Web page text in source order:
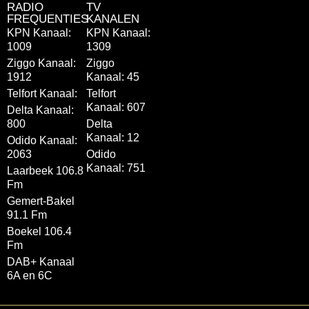
RADIO
FREQUENTIES
KPN Kanaal:
1009
Ziggo Kanaal:
1912
Telfort Kanaal:
Delta Kanaal:
800
Odido Kanaal:
2063
Laarbeek 106.8
Fm
Gemert-Bakel
91.1 Fm
Boekel 106.4
Fm
DAB+ Kanaal
6A en 6C
TV
KANALEN
KPN Kanaal:
1309
Ziggo
Kanaal: 45
Telfort
Kanaal: 607
Delta
Kanaal: 12
Odido
Kanaal: 751